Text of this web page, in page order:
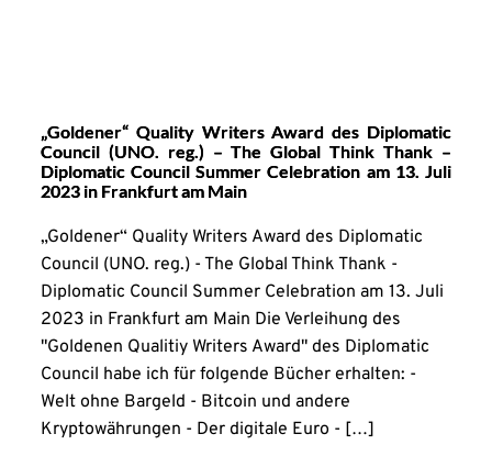
„Goldener“ Quality Writers Award des Diplomatic
Council (UNO. reg.) – The Global Think Thank –
Diplomatic Council Summer Celebration am 13. Juli
2023 in Frankfurt am Main
„Goldener“ Quality Writers Award des Diplomatic
Council (UNO. reg.) - The Global Think Thank -
Diplomatic Council Summer Celebration am 13. Juli
2023 in Frankfurt am Main Die Verleihung des
"Goldenen Qualitiy Writers Award" des Diplomatic
Council habe ich für folgende Bücher erhalten: -
Welt ohne Bargeld - Bitcoin und andere
Kryptowährungen - Der digitale Euro - […]